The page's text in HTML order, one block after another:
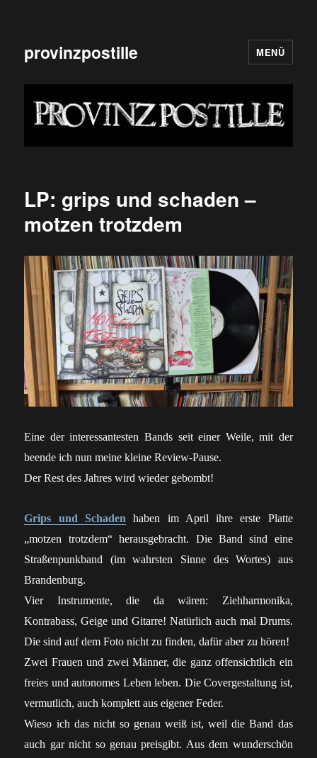
provinzpostille MENÜ
LP: grips und schaden –
motzen trotzdem
Eine der interessantesten Bands seit einer Weile, mit der
beende ich nun meine kleine Review-Pause.
Der Rest des Jahres wird wieder gebombt!
Grips und Schadenhaben im April ihre erste Platte
„motzen trotzdem“ herausgebracht. Die Band sind eine
Straßenpunkband (im wahrsten Sinne des Wortes) aus
Brandenburg.
Vier Instrumente, die da wären: Ziehharmonika,
Kontrabass, Geige und Gitarre! Natürlich auch mal Drums.
Die sind auf dem Foto nicht zu finden, dafür aber zu hören!
Zwei Frauen und zwei Männer, die ganz offensichtlich ein
freies und autonomes Leben leben. Die Covergestaltung ist,
vermutlich, auch komplett aus eigener Feder.
Wieso ich das nicht so genau weiß ist, weil die Band das
auch gar nicht so genau preisgibt. Aus dem wunderschön